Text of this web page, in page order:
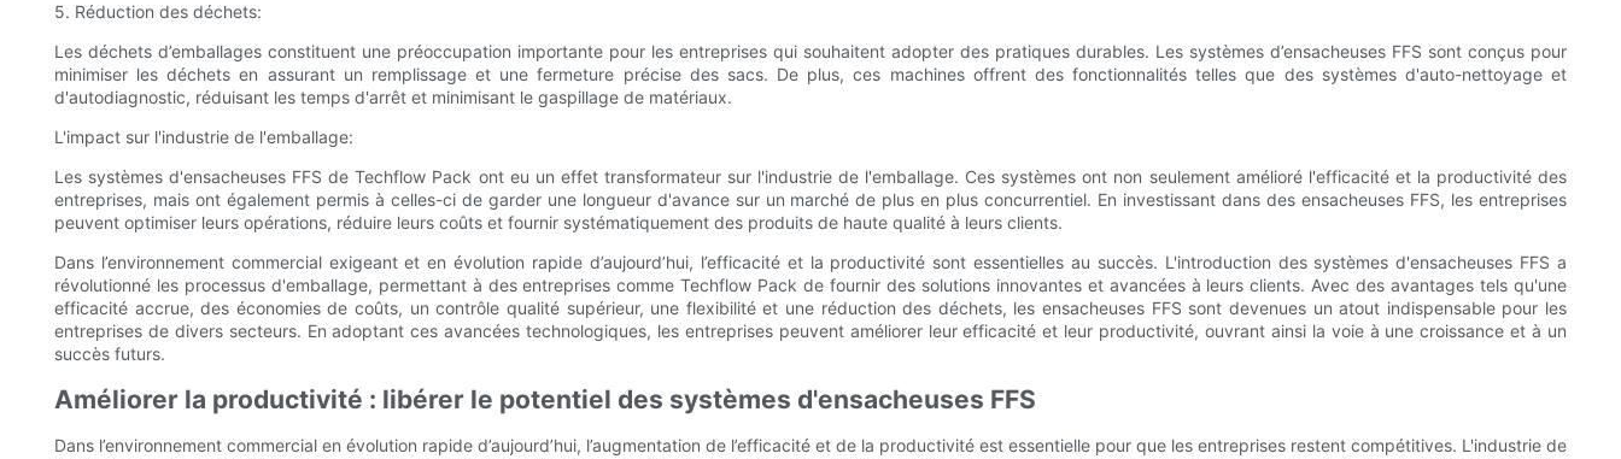
5. Réduction des déchets:
Les déchets d’emballages constituent une préoccupation importante pour les entreprises qui souhaitent adopter des pratiques durables. Les systèmes d’ensacheuses FFS sont conçus pour
minimiser les déchets en assurant un remplissage et une fermeture précise des sacs. De plus, ces machines offrent des fonctionnalités telles que des systèmes d'auto-nettoyage et
d'autodiagnostic, réduisant les temps d'arrêt et minimisant le gaspillage de matériaux.
L'impact sur l'industrie de l'emballage:
Les systèmes d'ensacheuses FFS de Techflow Pack ont ​​eu un effet transformateur sur l'industrie de l'emballage. Ces systèmes ont non seulement amélioré l'efficacité et la productivité des
entreprises, mais ont également permis à celles-ci de garder une longueur d'avance sur un marché de plus en plus concurrentiel. En investissant dans des ensacheuses FFS, les entreprises
peuvent optimiser leurs opérations, réduire leurs coûts et fournir systématiquement des produits de haute qualité à leurs clients.
Dans l’environnement commercial exigeant et en évolution rapide d’aujourd’hui, l’efficacité et la productivité sont essentielles au succès. L'introduction des systèmes d'ensacheuses FFS a
révolutionné les processus d'emballage, permettant à des entreprises comme Techflow Pack de fournir des solutions innovantes et avancées à leurs clients. Avec des avantages tels qu'une
efficacité accrue, des économies de coûts, un contrôle qualité supérieur, une flexibilité et une réduction des déchets, les ensacheuses FFS sont devenues un atout indispensable pour les
entreprises de divers secteurs. En adoptant ces avancées technologiques, les entreprises peuvent améliorer leur efficacité et leur productivité, ouvrant ainsi la voie à une croissance et à un
succès futurs.
Améliorer la productivité : libérer le potentiel des systèmes d'ensacheuses FFS
Dans l’environnement commercial en évolution rapide d’aujourd’hui, l’augmentation de l’efficacité et de la productivité est essentielle pour que les entreprises restent compétitives. L'industrie de